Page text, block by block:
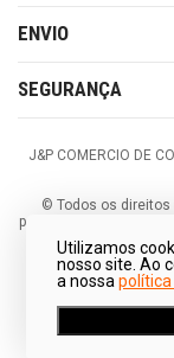
ENVIO
SEGURANÇA
J&P COMERCIO DE
© Todos os direitos
prazos de pagamento
internet. As fotos,
Loja. É proibida a
Utilizamos
nosso site. Ao
a nossa